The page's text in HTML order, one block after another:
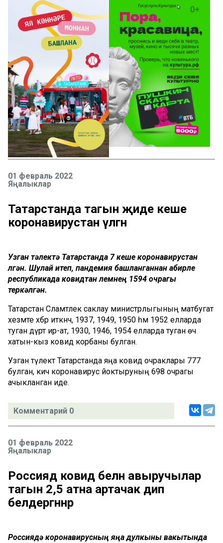
01 февраль 2022
Яңалыклар
Татарстанда тагын җиде кеше
коронавирустан үлгән
Узган тәүлектә Татарстанда 7 кеше коронавирустан
үлгән. Шулай итеп, пандемия башланганнан абирле
республикада ковидтан үлемнең 1594 очрагы
теркәлгән.
Татарстан Сәламәтлек саклау министрлыгының матбугат
хезмәте хәбәр иткәнчә, 1937, 1949, 1950 һәм 1952 елларда
туган дүрт ир-ат, 1930, 1946, 1954 елларда туган өч
хатын-кыз ковид корбаны булган.
Узган тәүлектә Татарстанда яңа ковид очраклары 777
булган, кичә коронавирус йоктыруның 698 очрагы
ачыкланган иде.
Комментарий 0
01 февраль 2022
Яңалыклар
Россиядә ковид белән авыручылар
тагын 2,5 атна артачак дип
белдергәннәр
Россиядә коронавирусның яңа дулкыны вакытында